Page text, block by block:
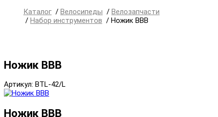
Каталог / Велосипеды / Велозапчасти
/ Набор инструментов / Ножик BBB
Ножик BBB
Артикул: BTL-42/L
Ножик BBB